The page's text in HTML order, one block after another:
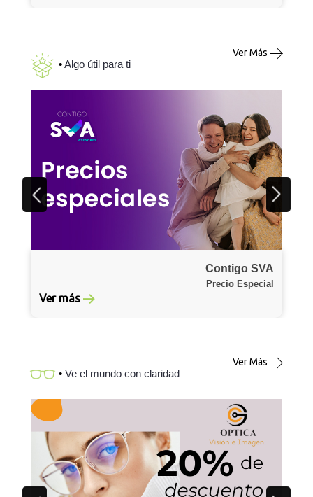
•Algo útil para ti
Ver Más
Ver más
Contigo SVA
Precio Especial
• Ve el mundo con claridad
Ver Más